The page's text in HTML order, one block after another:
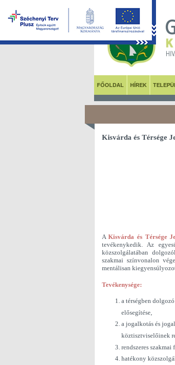
FŐOLDAL HÍREK
Kisvárda és Térsége
AKisvárda és Térsége
tevékenykedik. Az
közszolgálatában
szakmai színvonalon
mentálisan
Tevékenysége:
a térségben
elősegítése,
a jogalkotás és
köztisztviselőinek
rendszeres szakmai
hatékony